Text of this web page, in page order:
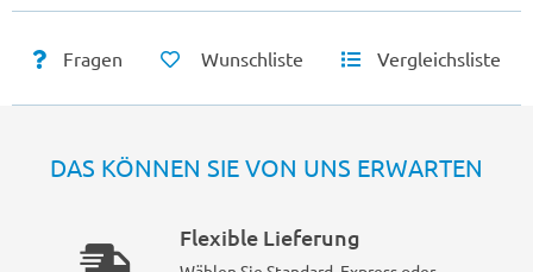
Fragen Wunschliste Vergleichsliste
DAS KÖNNEN SIE VON UNS ERWARTEN
Flexible Lieferung